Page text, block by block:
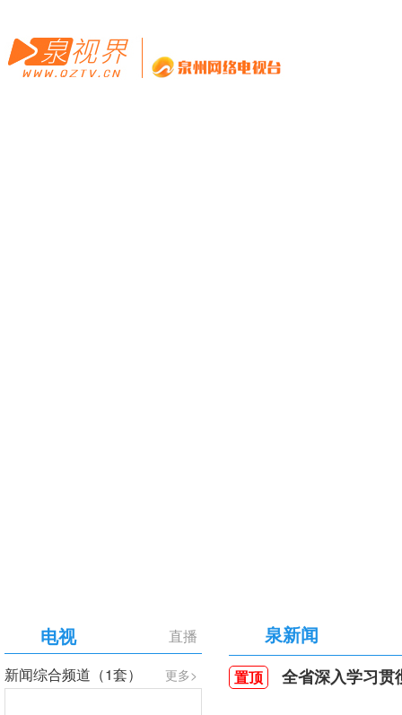
直播
电视
更多>
新闻综合频道（1套）
泉新闻
置顶 全省深入学习贯彻习